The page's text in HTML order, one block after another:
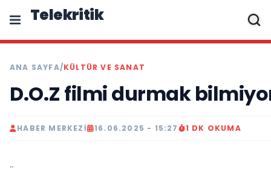
Telekritik
ANA SAYFA/KÜLTÜR VE SANAT
D.O.Z filmi durmak
HABER MERKEZI 16.06.2025 - 15:27 1 DK OKUMA
..